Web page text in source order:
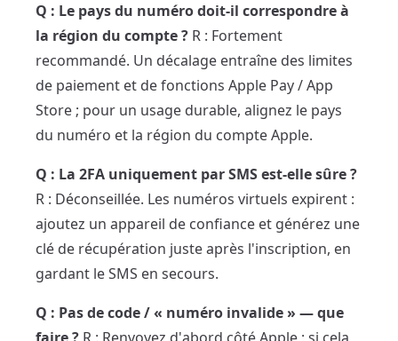
Q : Le pays du numéro doit-il correspondre à
la région du compte ? R : Fortement
recommandé. Un décalage entraîne des limites
de paiement et de fonctions Apple Pay / App
Store ; pour un usage durable, alignez le pays
du numéro et la région du compte Apple.
Q : La 2FA uniquement par SMS est-elle sûre ?
R : Déconseillée. Les numéros virtuels expirent :
ajoutez un appareil de confiance et générez une
clé de récupération juste après l'inscription, en
gardant le SMS en secours.
Q : Pas de code / « numéro invalide » — que